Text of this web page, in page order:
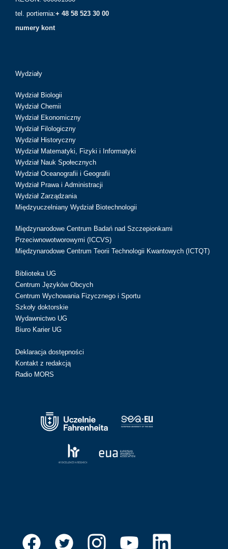
tel. portiernia:+ 48 58 523 30 00
numery kont
Wydziały
Wydział Biologii
Wydział Chemii
Wydział Ekonomiczny
Wydział Filologiczny
Wydział Historyczny
Wydział Matematyki, Fizyki i Informatyki
Wydział Nauk Społecznych
Wydział Oceanografii i Geografii
Wydział Prawa i Administracji
Wydział Zarządzania
Międzyuczelniany Wydział Biotechnologii
Międzynarodowe Centrum Badań nad Szczepionkami
Przeciwnowotworowymi (ICCVS)
Międzynarodowe Centrum Teorii Technologii Kwantowych (ICTQT)
Biblioteka UG
Centrum Języków Obcych
Centrum Wychowania Fizycznego i Sportu
Szkoły doktorskie
Wydawnictwo UG
Biuro Karier UG
Deklaracja dostępności
Kontakt z redakcją
Radio MORS